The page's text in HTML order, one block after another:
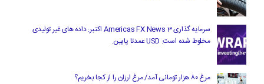
سرمایه گذاری Americas FX News 3 اکتبر: داده های غیر تولیدی
مخلوط شده است. USD عمدتا پایین.
مرغ ۸۰ هزار تومانی آمد/ مرغ ارزان را از کجا بخریم؟